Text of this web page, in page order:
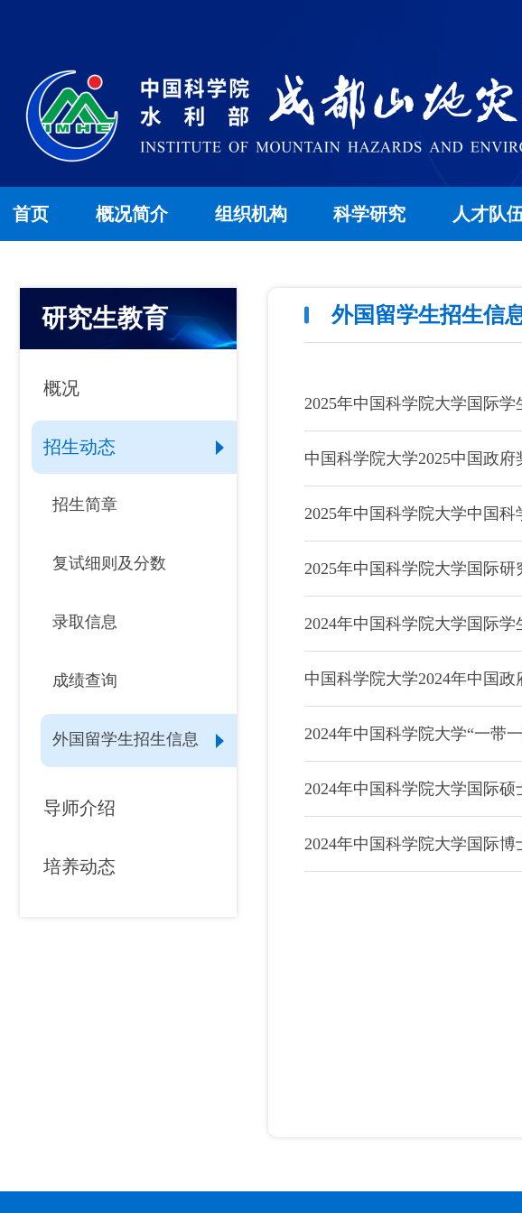
首页 概况简介 组织机构 科学研究 人才队
研究生教育
概况
招生动态
招生简章
复试细则及分数
录取信息
成绩查询
外国留学生招生信息
导师介绍
培养动态
外国留学生招生信
2025年中国科学院大学国际
中国科学院大学2025中国政
2025年中国科学院大学中国
2025年中国科学院大学国际
2024年中国科学院大学国际
中国科学院大学2024年中国
2024年中国科学院大学“一带
2024年中国科学院大学国际
2024年中国科学院大学国际